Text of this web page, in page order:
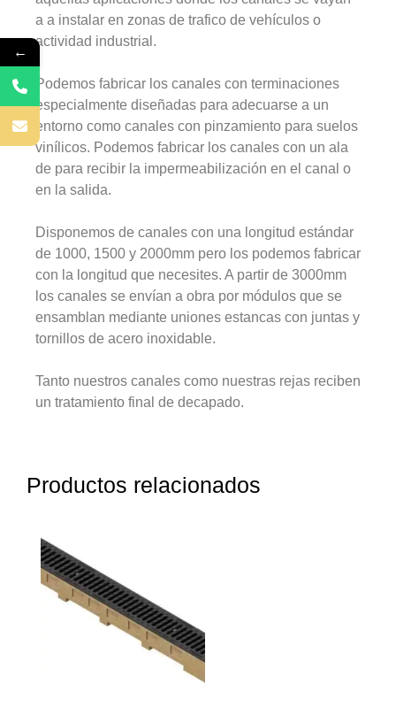
a a instalar en zonas de trafico de vehículos o
actividad industrial.
Podemos fabricar los canales con terminaciones
especialmente diseñadas para adecuarse a un
entorno como canales con pinzamiento para suelos
vinílicos. Podemos fabricar los canales con un ala
de para recibir la impermeabilización en el canal o
en la salida.
Disponemos de canales con una longitud estándar
de 1000, 1500 y 2000mm pero los podemos fabricar
con la longitud que necesites. A partir de 3000mm
los canales se envían a obra por módulos que se
ensamblan mediante uniones estancas con juntas y
tornillos de acero inoxidable.
Tanto nuestros canales como nuestras rejas reciben
un tratamiento final de decapado.
Productos relacionados
←